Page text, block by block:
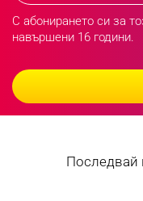
С абонирането си за
навършени 16 години.
Последвай